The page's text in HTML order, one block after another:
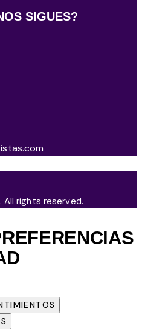
SIGUES?
All rights reserved.